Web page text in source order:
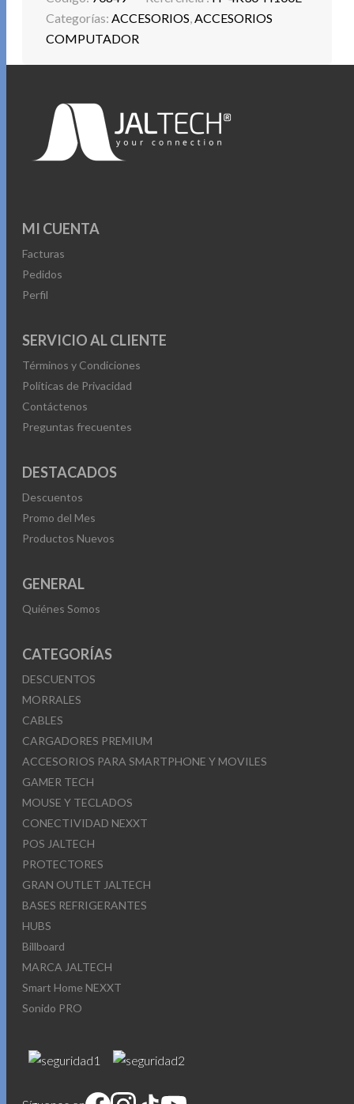
o proyectos donde se requiere llevar video HDMI a larga
distancia con máxima calidad.
Categorías: ACCESORIOS ACCESORIOS
COMPUTADOR
MI CUENTA
Facturas
Pedidos
Perfil
SERVICIO AL CLIENTE
Términos y Condiciones
Políticas de Privacidad
Contáctenos
Preguntas frecuentes
DESTACADOS
Descuentos
Promo del Mes
Productos Nuevos
GENERAL
Quiénes Somos
CATEGORÍAS
DESCUENTOS
MORRALES
CABLES
CARGADORES PREMIUM
ACCESORIOS PARA SMARTPHONE Y MOVILES
GAMER TECH
MOUSE Y TECLADOS
CONECTIVIDAD NEXXT
POS JALTECH
PROTECTORES
GRAN OUTLET JALTECH
BASES REFRIGERANTES
HUBS
Billboard
MARCA JALTECH
Smart Home NEXXT
Sonido PRO